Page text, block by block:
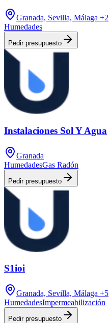
Granada, Sevilla, Málaga +2
Humedades
Pedir presupuesto
Instalaciones Sol Y Agua
Granada
HumedadesGas Radón
Pedir presupuesto
S1ioi
Granada, Sevilla, Málaga +5
HumedadesImpermeabilización
Pedir presupuesto